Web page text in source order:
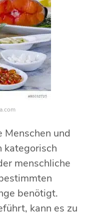
Menschen und
kategorisch
menschliche
benötigt.
kann es zu